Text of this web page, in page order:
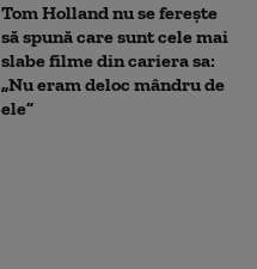
Tom Holland nu se ferește
să spună care sunt cele mai
slabe filme din cariera sa:
„Nu eram deloc mândru de
ele”